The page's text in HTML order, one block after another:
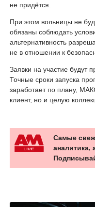
не придётся.
При этом вольницы не
обязаны соблюдать
альтернативность
не в отношении к
Заявки на участие будут
Точные сроки запуска
заработает по плану,
клиент, но и целую
Самые
аналитика,